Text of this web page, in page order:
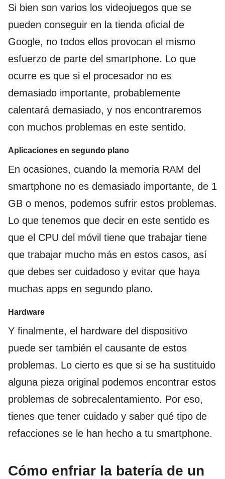
Si bien son varios los videojuegos que se
pueden conseguir en la tienda oficial de
Google, no todos ellos provocan el mismo
esfuerzo de parte del smartphone. Lo que
ocurre es que si el procesador no es
demasiado importante, probablemente
calentará demasiado, y nos encontraremos
con muchos problemas en este sentido.
Aplicaciones en segundo plano
En ocasiones, cuando la memoria RAM del
smartphone no es demasiado importante, de 1
GB o menos, podemos sufrir estos problemas.
Lo que tenemos que decir en este sentido es
que el CPU del móvil tiene que trabajar tiene
que trabajar mucho más en estos casos, así
que debes ser cuidadoso y evitar que haya
muchas apps en segundo plano.
Hardware
Y finalmente, el hardware del dispositivo
puede ser también el causante de estos
problemas. Lo cierto es que si se ha sustituido
alguna pieza original podemos encontrar estos
problemas de sobrecalentamiento. Por eso,
tienes que tener cuidado y saber qué tipo de
refacciones se le han hecho a tu smartphone.
Cómo enfriar la batería de un